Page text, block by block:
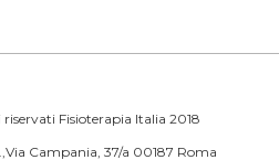
Fisioterapia Italia 2018
Campania, 37/a 00187 Roma